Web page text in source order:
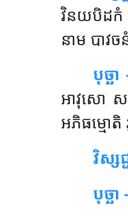
វិនយបិដកំ
នាម បា
បុច្ឆា
អាវុសោ ស
អភិធម្មោតិ
វិស្ស
បុច្ឆា